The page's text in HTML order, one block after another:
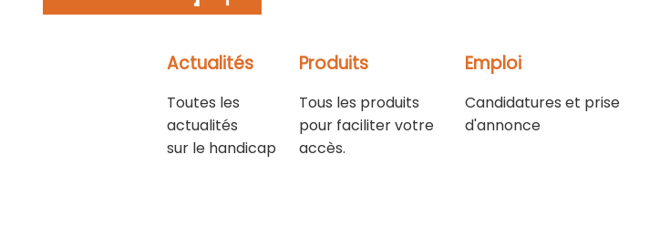
Actualités
Toutes les
actualités
sur le handicap
Produits
Tous les produits
pour faciliter votre
accès.
Emploi
Candidatures et prise
d'annonce